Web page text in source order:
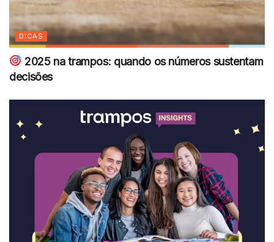
DICAS
2025 na trampos: quando os números sustentam
decisões